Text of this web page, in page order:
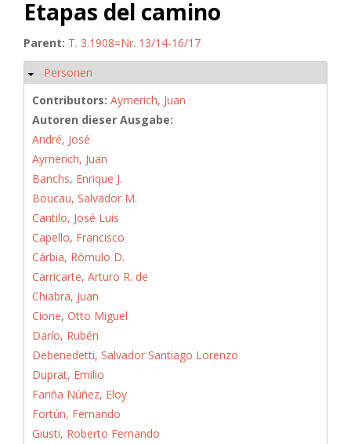
Etapas del camino
Parent: T. 3.1908=Nr. 13/14-16/17
Hide
Personen
Contributors: Aymerich, Juan
Autoren dieser Ausgabe:
André, José
Aymerich, Juan
Banchs, Enrique J.
Boucau, Salvador M.
Cantilo, José Luis
Capello, Francisco
Cárbia, Rómulo D.
Carricarte, Arturo R. de
Chiabra, Juan
Cione, Otto Miguel
Darío, Rubén
Debenedetti, Salvador Santiago Lorenzo
Duprat, Emilio
Fariña Núñez, Eloy
Fortún, Fernando
Giusti, Roberto Fernando